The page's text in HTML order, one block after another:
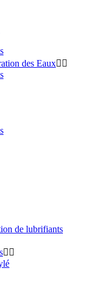
des Eaux 
de lubrifiants
 